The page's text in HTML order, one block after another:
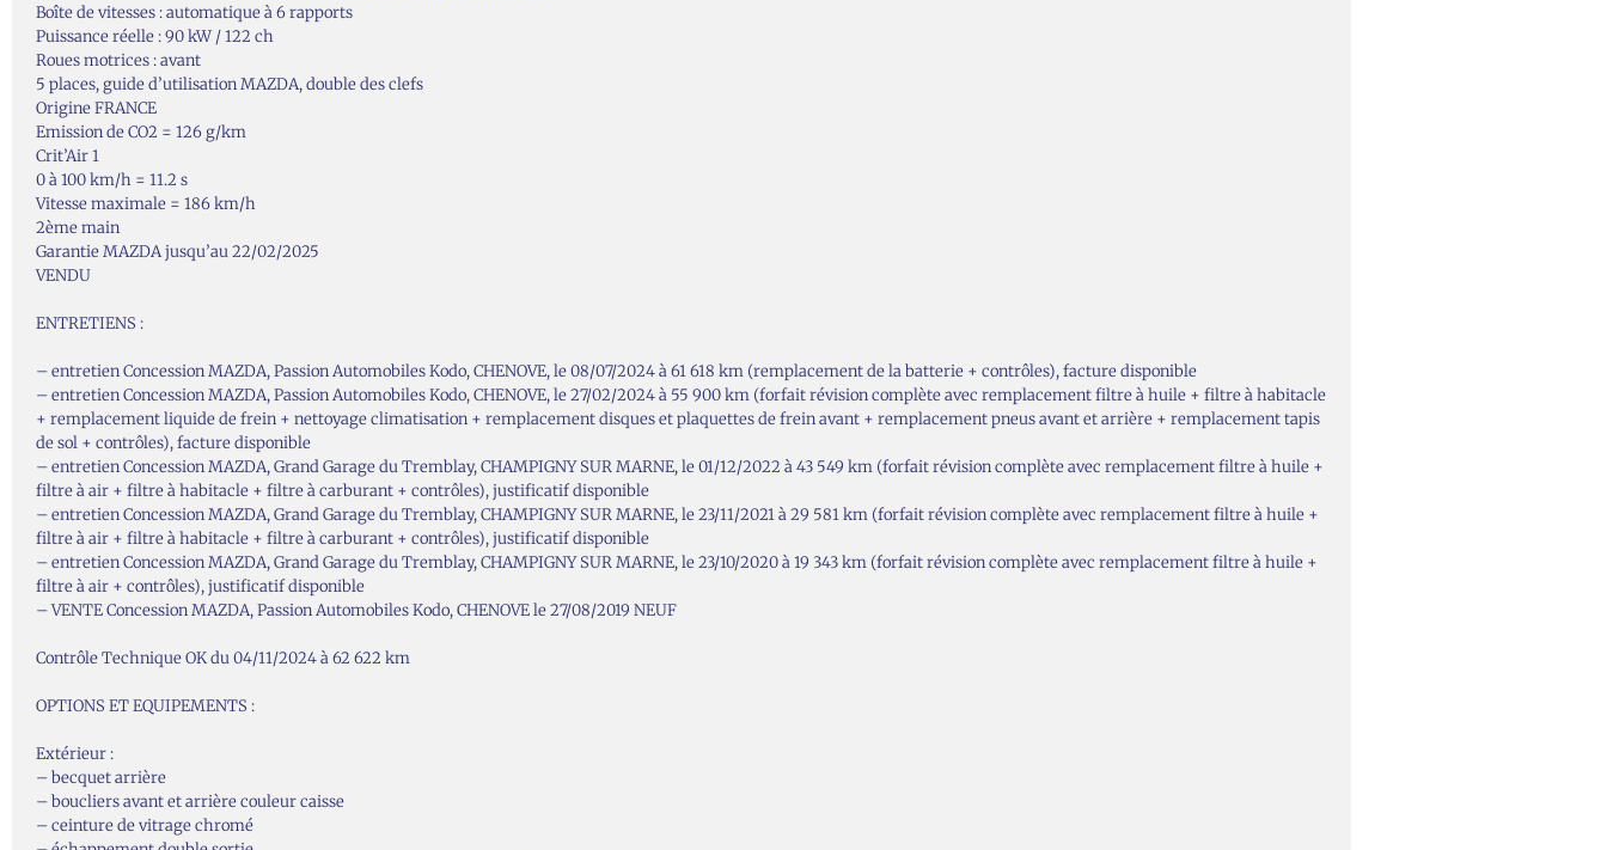
Boîte de vitesses : automatique à 6 rapports
Puissance réelle : 90 kW / 122 ch
Roues motrices : avant
5 places, guide d’utilisation MAZDA, double des clefs
Origine FRANCE
Emission de CO2 = 126 g/km
Crit’Air 1
0 à 100 km/h = 11.2 s
Vitesse maximale = 186 km/h
2ème main
Garantie MAZDA jusqu’au 22/02/2025
VENDU
ENTRETIENS :
– entretien Concession MAZDA, Passion Automobiles Kodo, CHENOVE, le 08/07/2024 à 61 618 km (remplacement de la batterie + contrôles), facture disponible
– entretien Concession MAZDA, Passion Automobiles Kodo, CHENOVE, le 27/02/2024 à 55 900 km (forfait révision complète avec remplacement filtre à huile + filtre à habitacle
+ remplacement liquide de frein + nettoyage climatisation + remplacement disques et plaquettes de frein avant + remplacement pneus avant et arrière + remplacement tapis
de sol + contrôles), facture disponible
– entretien Concession MAZDA, Grand Garage du Tremblay, CHAMPIGNY SUR MARNE, le 01/12/2022 à 43 549 km (forfait révision complète avec remplacement filtre à huile +
filtre à air + filtre à habitacle + filtre à carburant + contrôles), justificatif disponible
– entretien Concession MAZDA, Grand Garage du Tremblay, CHAMPIGNY SUR MARNE, le 23/11/2021 à 29 581 km (forfait révision complète avec remplacement filtre à huile +
filtre à air + filtre à habitacle + filtre à carburant + contrôles), justificatif disponible
– entretien Concession MAZDA, Grand Garage du Tremblay, CHAMPIGNY SUR MARNE, le 23/10/2020 à 19 343 km (forfait révision complète avec remplacement filtre à huile +
filtre à air + contrôles), justificatif disponible
– VENTE Concession MAZDA, Passion Automobiles Kodo, CHENOVE le 27/08/2019 NEUF
Contrôle Technique OK du 04/11/2024 à 62 622 km
OPTIONS ET EQUIPEMENTS :
Extérieur :
– becquet arrière
– boucliers avant et arrière couleur caisse
– ceinture de vitrage chromé